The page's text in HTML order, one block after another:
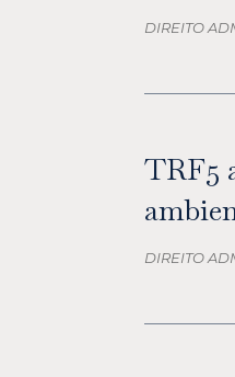
DIREITO
TRF5
DIREITO